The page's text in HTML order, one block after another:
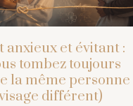
anxieux et évitant :
tombez toujours
la même personne
différent)